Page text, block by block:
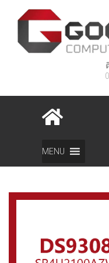
MENU
สินค้า